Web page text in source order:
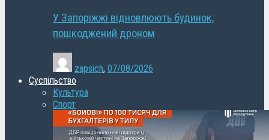
У Запоріжжі відновлюють будинок,
пошкоджений дроном
zapsich, 07/08/2026
Суспільство
Культура
Спорт